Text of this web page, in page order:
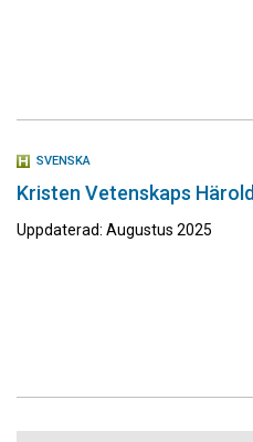
SVENSKA
Kristen Vetenskaps Härold
Uppdaterad: Augustus 2025